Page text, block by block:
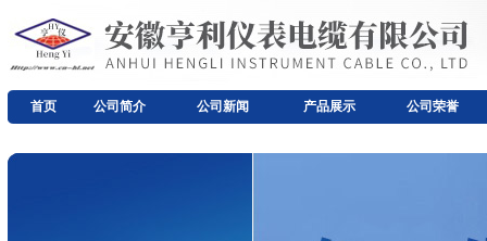
首页 公司简介 公司新闻 产品展示 公司荣誉